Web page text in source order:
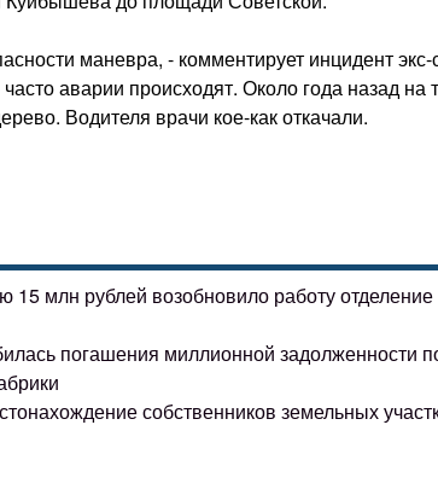
маневра, - комментирует инцидент экс-
аварии происходят. Около года назад на
Водителя врачи кое-как откачали.
млн рублей возобновило работу отделение
погашения миллионной задолженности
собственников земельных